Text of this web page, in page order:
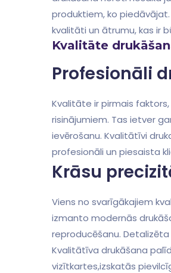
produktiem, ‌ko⁤
kvalitāti un ātrumu, kas ir
Kvalitāte
Profesionāli
Kvalitāte ir pirmais
risinājumiem. Tas ietver
ievērošanu. Kvalitātīvi
profesionāli un piesaista
Krāsu​
Viens no svarīgākajiem
izmanto modernās
reproducēšanu.
Kvalitātīva drukāšana
vizītkartes,izskatās